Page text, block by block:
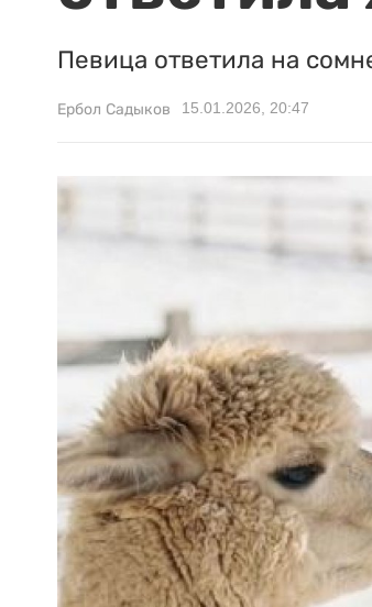
Певица ответила на
Ербол Садыков 15.01.2026, 20:47